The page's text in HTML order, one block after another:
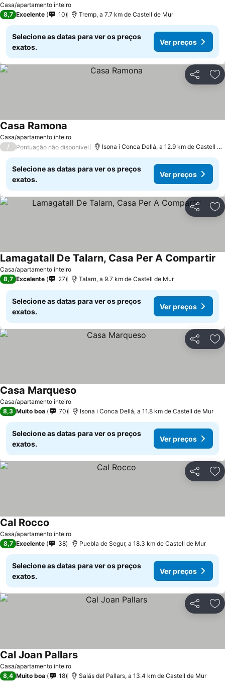
Casa/apartamento inteiro
8,7 Excelente 10 Tremp, a 7.7 km de Castell de Mur
Selecione as datas para ver os preços
exatos.
Ver preços
Partilhar
Casa/apartamento inteiro
Casa Ramona
/ Pontuação não disponível Isona i Conca Dellá, a 12.9 km de Castell de Mur
Selecione as datas para ver os preços
exatos.
Ver preços
Partilhar
Casa/apartamento inteiro
Lamagatall De Talarn, Casa Per A Compartir
8,7 Excelente 27 Talarn, a 9.7 km de Castell de Mur
Selecione as datas para ver os preços
exatos.
Ver preços
Partilhar
Casa/apartamento inteiro
Casa Marqueso
8,3 Muito boa 70 Isona i Conca Dellá, a 11.8 km de Castell de Mur
Selecione as datas para ver os preços
exatos.
Ver preços
Partilhar
Casa/apartamento inteiro
Cal Rocco
8,7 Excelente 38 Puebla de Segur, a 18.3 km de Castell de Mur
Selecione as datas para ver os preços
exatos.
Ver preços
Partilhar
Casa/apartamento inteiro
Cal Joan Pallars
8,4 Muito boa 18 Salás del Pallars, a 13.4 km de Castell de Mur